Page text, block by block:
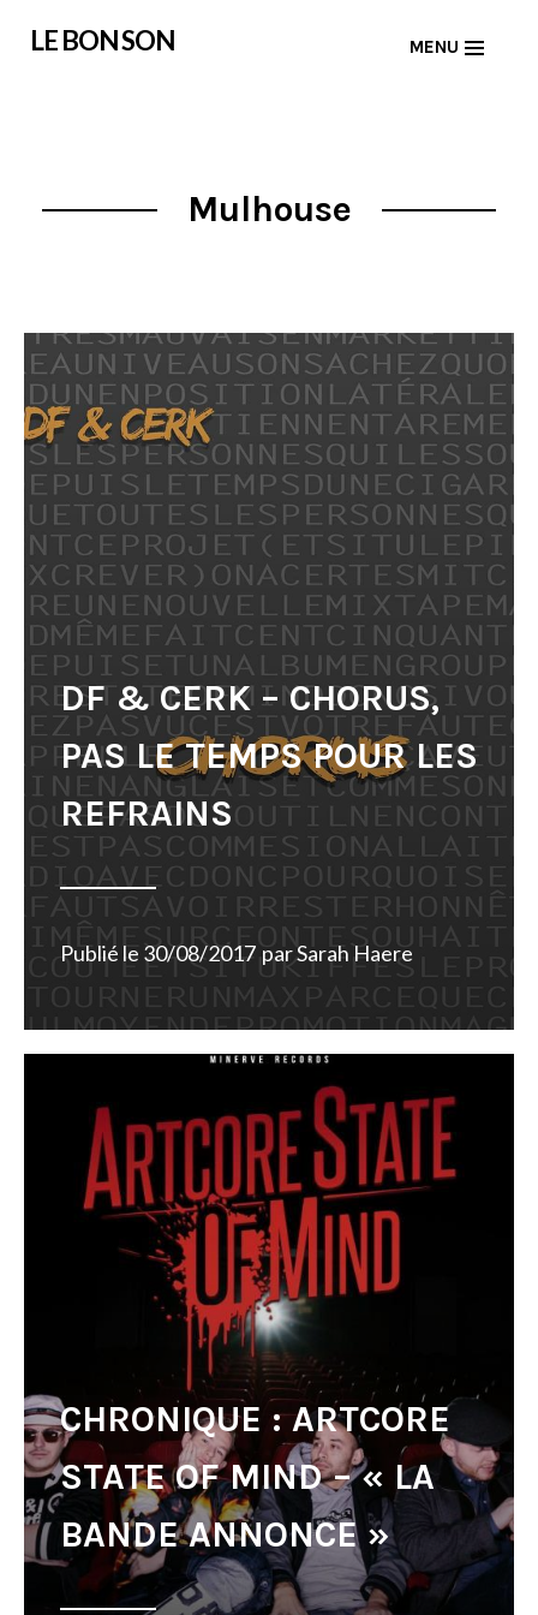
LE BON SON MENU
Mulhouse
DF & CERK – CHORUS,
PAS LE TEMPS POUR LES
REFRAINS
Publié le 30/08/2017 parSarah Haere
CHRONIQUE : ARTCORE
STATE OF MIND – « LA
BANDE ANNONCE »